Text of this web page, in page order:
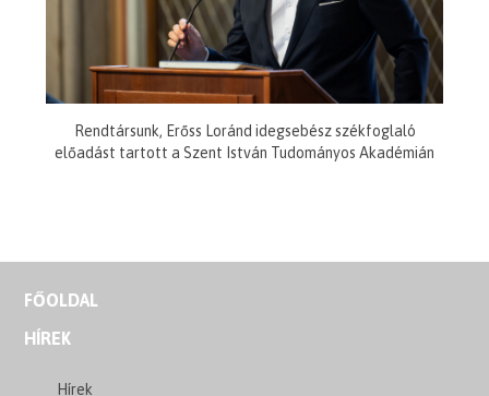
Rendtársunk, Erőss Loránd idegsebész székfoglaló
előadást tartott a Szent István Tudományos Akadémián
FŐOLDAL
HÍREK
Hírek